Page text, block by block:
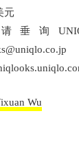
元
垂询
Wu